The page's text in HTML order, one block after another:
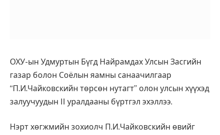
ОХУ-ын Удмуртын Бүгд Найрамдах Улсын Засгийн
газар болон Соёлын яамны санаачилгаар
“П.И.Чайковскийн төрсөн нутагт” олон улсын хүүхэд
залуучуудын II уралдааны бүртгэл эхэллээ.
Нэрт хөгжмийн зохиолч П.И.Чайковскийн өвийг